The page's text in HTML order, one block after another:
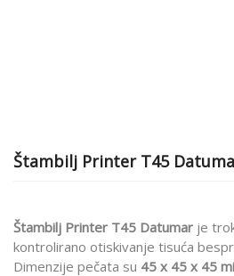
Štambilj Printer T45
Štambilj Printer T45 Datumar je
kontrolirano otiskivanje tisuća
Dimenzije pečata su 45 x 45 x 45